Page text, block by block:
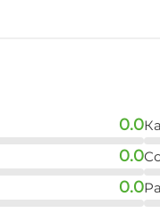
0.0
0.0
0.0